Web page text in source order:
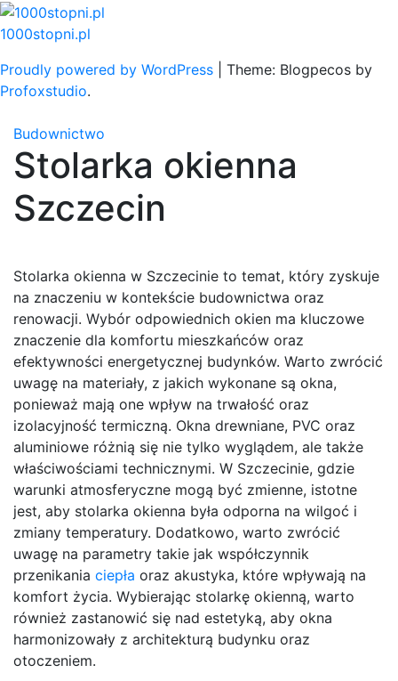
Skip
to
1000stopni.pl
Proudly powered by WordPress
Theme: Blogpecos by
Profoxstudio.
Budownictwo
Stolarka okienna
Szczecin
Stolarka okienna w Szczecinie to temat, który zyskuje
na znaczeniu w kontekście budownictwa oraz
renowacji. Wybór odpowiednich okien ma kluczowe
znaczenie dla komfortu mieszkańców oraz
efektywności energetycznej budynków. Warto zwrócić
uwagę na materiały, z jakich wykonane są okna,
ponieważ mają one wpływ na trwałość oraz
izolacyjność termiczną. Okna drewniane, PVC oraz
aluminiowe różnią się nie tylko wyglądem, ale także
właściwościami technicznymi. W Szczecinie, gdzie
warunki atmosferyczne mogą być zmienne, istotne
jest, aby stolarka okienna była odporna na wilgoć i
zmiany temperatury. Dodatkowo, warto zwrócić
uwagę na parametry takie jak współczynnik
przenikania ciepła oraz akustyka, które wpływają na
komfort życia. Wybierając stolarkę okienną, warto
również zastanowić się nad estetyką, aby okna
harmonizowały z architekturą budynku oraz
otoczeniem.